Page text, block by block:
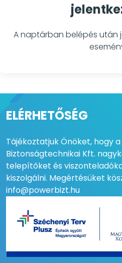
A naptárban belépés után
ELÉRHETŐSÉG
Tájékoztatjuk Önöket, hogy a
Biztonságtechnikai Kft.
telepítőket és
kiszolgálni. Megértésüket
info@powerbizt.hu